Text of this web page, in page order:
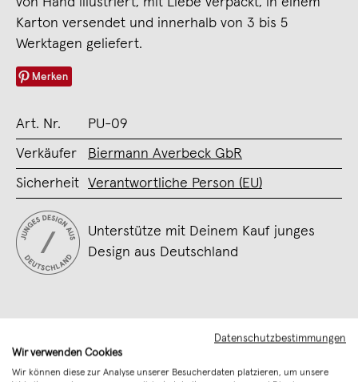
Karton versendet und innerhalb von 3 bis 5
Werktagen geliefert.
Merken
Art. Nr. PU-09
Verkäufer Biermann Averbeck GbR
Sicherheit Verantwortliche Person (EU)
Unterstütze mit Deinem Kauf junges
Design aus Deutschland
Datenschutzbestimmungen
Wir verwenden Cookies
Wir können diese zur Analyse unserer Besucherdaten platzieren, um unsere